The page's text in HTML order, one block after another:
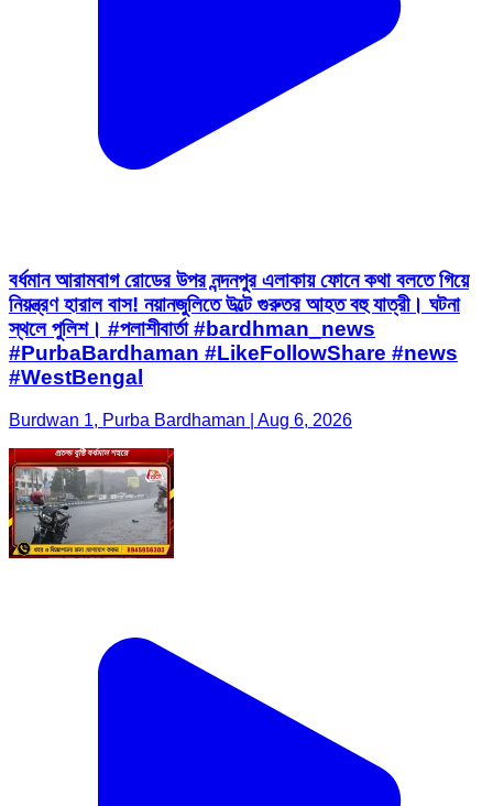
বর্ধমান আরামবাগ রোডের উপর নন্দনপুর এলাকায় ফোনে কথা বলতে গিয়ে
নিয়ন্ত্রণ হারাল বাস! নয়ানজুলিতে উল্টে গুরুতর আহত বহু যাত্রী। ঘটনা
স্থলে পুলিশ। #পলাশীবার্তা #bardhman_news
#PurbaBardhaman #LikeFollowShare #news
#WestBengal
Burdwan 1, Purba Bardhaman | Aug 6, 2026